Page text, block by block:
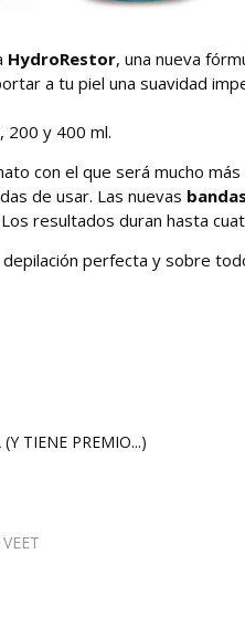
HydroRestor, una nueva
a tu piel una suavidad
200 y 400 ml.
con el que será mucho
de usar. Las nuevas
resultados duran hasta
perfecta y sobre
TIENE PREMIO...)
VEET